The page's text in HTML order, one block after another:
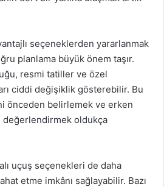
seçeneklerden yararlanmak
planlama büyük önem taşır.
resmi tatiller ve özel
ciddi değişiklik gösterebilir. Bu
önceden belirlemek ve erken
değerlendirmek oldukça
uçuş seçenekleri de daha
etme imkânı sağlayabilir. Bazı